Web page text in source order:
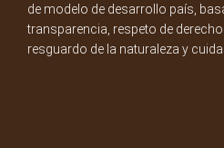
de modelo de desarrollo país,
transparencia, respeto de
resguardo de la naturaleza y